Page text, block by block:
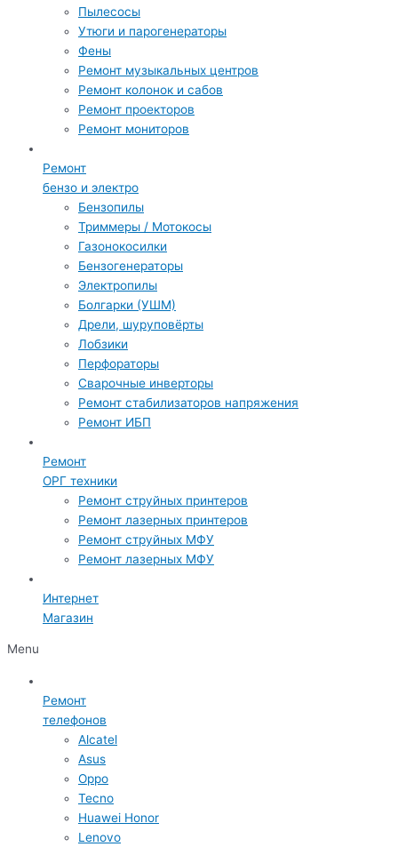
Пылесосы
Утюги и парогенераторы
Фены
Ремонт музыкальных центров
Ремонт колонок и сабов
Ремонт проекторов
Ремонт мониторов
Ремонт
бензо и электро
Бензопилы
Триммеры / Мотокосы
Газонокосилки
Бензогенераторы
Электропилы
Болгарки (УШМ)
Дрели, шуруповёрты
Лобзики
Перфораторы
Сварочные инверторы
Ремонт стабилизаторов напряжения
Ремонт ИБП
Ремонт
ОРГ техники
Ремонт струйных принтеров
Ремонт лазерных принтеров
Ремонт струйных МФУ
Ремонт лазерных МФУ
Интернет
Магазин
Menu
Ремонт
телефонов
Alcatel
Asus
Oppo
Tecno
Huawei Honor
Lenovo